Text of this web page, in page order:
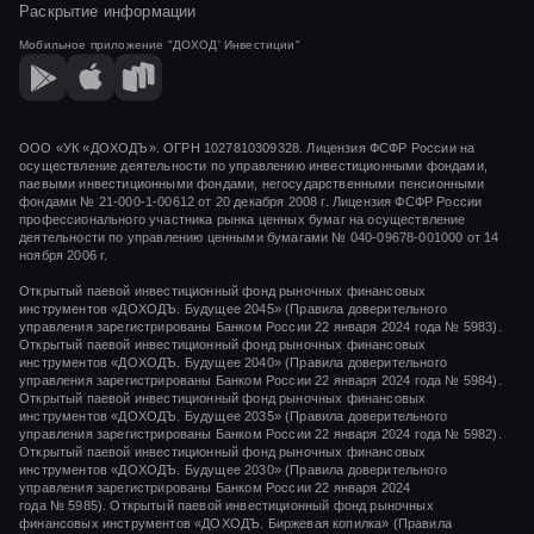
СООБЩЕНИЕ О ПРИНЯТИИ РЕШЕНИЯ ОБ ИЗМЕНЕНИИ ТИПА ОПИФ
РЫНОЧНЫХ ФИНАНСОВЫХ ИНСТРУМЕНТОВ «ДОХОДЪ. ВАЛЮТНЫЕ
СООБЩЕНИЕ ОБ ОБНАРУЖЕНИИ (ВЫЯВЛЕНИИ) НЕТОЧНЫХ,
НЕПОЛНЫХ И (ИЛИ) НЕДОСТОВЕРНЫХ СВЕДЕНИЙ В
СООБЩЕНИЕ ОБ ОБНАРУЖЕНИИ (ВЫЯВЛЕНИИ) НЕТОЧНЫХ,
НЕПОЛНЫХ И (ИЛИ) НЕДОСТОВЕРНЫХ СВЕДЕНИЙ В
РАСКРЫВАЕМОЙ ИНФОРМАЦИИ (УТОЧНЕННЫЙ РАСЧЕТ
СОБСТВЕННЫХ СРЕДСТВ УПРАВЛЯЮЩЕЙ КОМПАНИИ НА 31.12.2022)
СООБЩЕНИЕ ОБ ОБНАРУЖЕНИИ (ВЫЯВЛЕНИИ) НЕТОЧНЫХ,
РАСКРЫВАЕМОЙ ИНФОРМАЦИИ (КИД) БПИФ РЫНОЧНЫХ
ФИНАНСОВЫХ ИНСТРУМЕНТОВ "ДОХОДЪ. СБОНДС
КОРПОРАТИВНЫЕ ОБЛИГАЦИИ РФ"
Раскрытие информации
Мобильное приложение "ДОХОД' Инвестиции"
ООО «УК «ДОХОДЪ». ОГРН 1027810309328. Лицензия ФСФР России на
осуществление деятельности по управлению инвестиционными фондами,
паевыми инвестиционными фондами, негосударственными пенсионными
фондами № 21-000-1-00612 от 20 декабря 2008 г. Лицензия ФСФР России
профессионального участника рынка ценных бумаг на осуществление
деятельности по управлению ценными бумагами № 040-09678-001000 от 14
ноября 2006 г.
Открытый паевой инвестиционный фонд рыночных финансовых
инструментов «ДОХОДЪ. Будущее 2045» (Правила доверительного
управления зарегистрированы Банком России 22 января 2024 года № 5983).
Открытый паевой инвестиционный фонд рыночных финансовых
инструментов «ДОХОДЪ. Будущее 2040» (Правила доверительного
управления зарегистрированы Банком России 22 января 2024 года № 5984).
Открытый паевой инвестиционный фонд рыночных финансовых
инструментов «ДОХОДЪ. Будущее 2035» (Правила доверительного
управления зарегистрированы Банком России 22 января 2024 года № 5982).
Открытый паевой инвестиционный фонд рыночных финансовых
инструментов «ДОХОДЪ. Будущее 2030» (Правила доверительного
управления зарегистрированы Банком России 22 января 2024
года № 5985). Открытый паевой инвестиционный фонд рыночных
финансовых инструментов «ДОХОДЪ. Биржевая копилка» (Правила